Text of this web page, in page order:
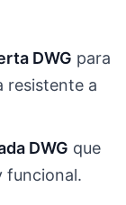
DWG para
resistente a
DWG que
funcional.